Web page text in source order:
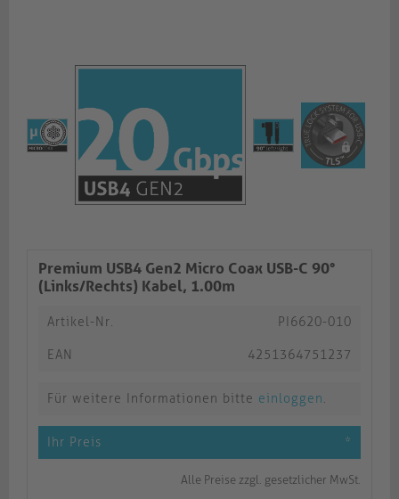
Premium USB4 Gen2 Micro Coax USB-C 90°
(Links/Rechts) Kabel, 1.00m
Artikel-Nr. PI6620-010
EAN 4251364751237
Für weitere Informationen bitte einloggen.
Ihr Preis *
Alle Preise zzgl. gesetzlicher MwSt.